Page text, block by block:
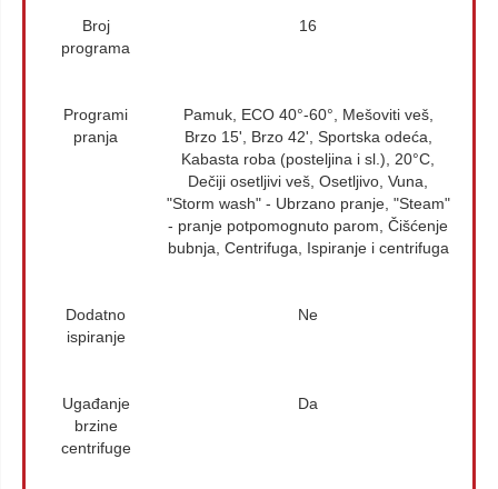
Broj
programa
16
Programi
pranja
Pamuk, ECO 40°-60°, Mešoviti veš,
Brzo 15', Brzo 42', Sportska odeća,
Kabasta roba (posteljina i sl.), 20°C,
Dečiji osetljivi veš, Osetljivo, Vuna,
"Storm wash" - Ubrzano pranje, "Steam"
- pranje potpomognuto parom, Čišćenje
bubnja, Centrifuga, Ispiranje i centrifuga
Dodatno
ispiranje
Ne
Ugađanje
brzine
centrifuge
Da